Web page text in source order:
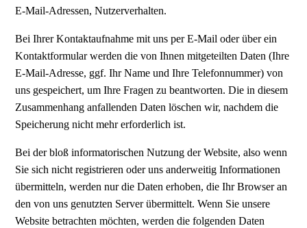
E-Mail-Adressen, Nutzerverhalten.
Bei Ihrer Kontaktaufnahme mit uns per E-Mail oder über ein
Kontaktformular werden die von Ihnen mitgeteilten Daten (Ihre
E-Mail-Adresse, ggf. Ihr Name und Ihre Telefonnummer) von
uns gespeichert, um Ihre Fragen zu beantworten. Die in diesem
Zusammenhang anfallenden Daten löschen wir, nachdem die
Speicherung nicht mehr erforderlich ist.
Bei der bloß informatorischen Nutzung der Website, also wenn
Sie sich nicht registrieren oder uns anderweitig Informationen
übermitteln, werden nur die Daten erhoben, die Ihr Browser an
den von uns genutzten Server übermittelt. Wenn Sie unsere
Website betrachten möchten, werden die folgenden Daten